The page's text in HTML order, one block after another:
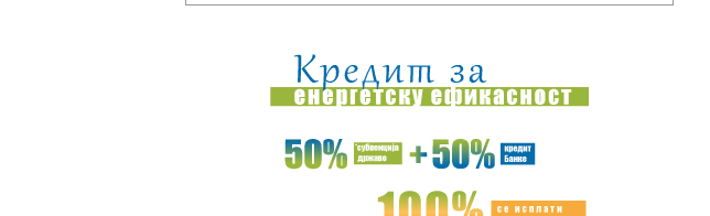
23:54:Aleksić: "Nemamo čega da se plašimo u Kazahstanu"
VIDEO
23:48:Trener Tobola: "Hteli smo da Partizan napada po krilu"
Škoda Peaq u serijskoj proizvodnji